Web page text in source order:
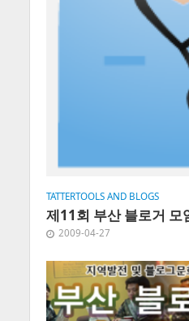
TATTERTOOLS AND BLOGS
제11회 부산 블로거 모
2009-04-27